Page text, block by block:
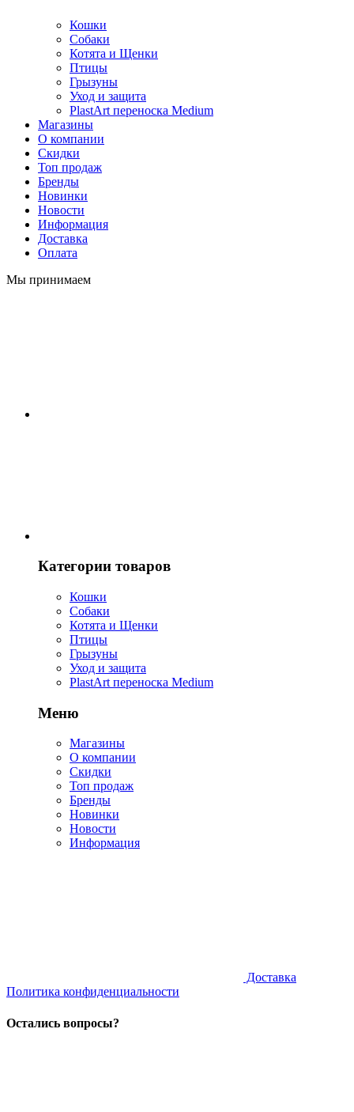
Кошки
Собаки
Котята и Щенки
Птицы
Грызуны
Уход и защита
PlastArt переноска Medium
Магазины
О компании
Скидки
Топ продаж
Бренды
Новинки
Новости
Информация
Доставка
Оплата
Мы принимаем
Категории товаров
Кошки
Собаки
Котята и Щенки
Птицы
Грызуны
Уход и защита
PlastArt переноска Medium
Меню
Магазины
О компании
Скидки
Топ продаж
Бренды
Новинки
Новости
Информация
Доставка
Политика конфиденциальности
Остались вопросы?